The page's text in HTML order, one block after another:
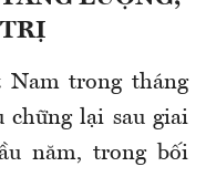
Nam trong tháng
chững lại sau giai
năm, trong bối